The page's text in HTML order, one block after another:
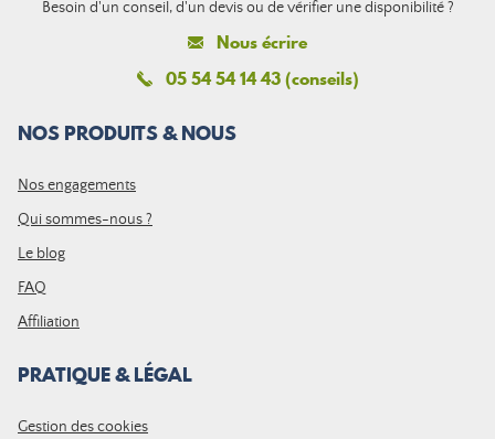
Besoin d'un conseil, d'un devis ou de vérifier une disponibilité ?
Nous écrire
05 54 54 14 43 (conseils)
NOS PRODUITS & NOUS
Nos engagements
Qui sommes-nous ?
Le blog
FAQ
Affiliation
PRATIQUE & LÉGAL
Gestion des cookies